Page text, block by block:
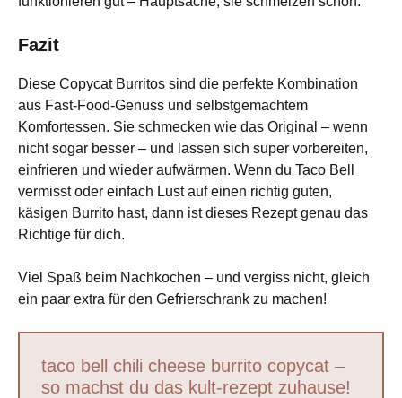
Fazit
Diese Copycat Burritos sind die perfekte Kombination
aus Fast-Food-Genuss und selbstgemachtem
Komfortessen. Sie schmecken wie das Original – wenn
nicht sogar besser – und lassen sich super vorbereiten,
einfrieren und wieder aufwärmen. Wenn du Taco Bell
vermisst oder einfach Lust auf einen richtig guten,
käsigen Burrito hast, dann ist dieses Rezept genau das
Richtige für dich.
Viel Spaß beim Nachkochen – und vergiss nicht, gleich
ein paar extra für den Gefrierschrank zu machen!
taco bell chili cheese burrito copycat –
so machst du das kult-rezept zuhause!